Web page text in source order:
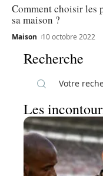
Comment choisir les
sa maison ?
Maison 10 octobre 2022
Recherche
Les